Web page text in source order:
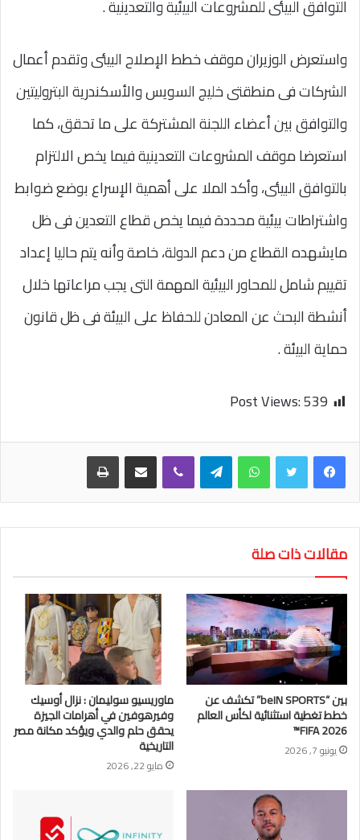
التوافق البيئى للمشروعات البيئية والتعدينية .
واستعرض الوزيران موقف خطط الإصلاح البيئى وتقدم أعمال
الشركات فى منطقتى خليج السويس والأسكندرية البتروليتين
والتوافق بين أعضاء اللجنة المشتركة على ما تحقق، كما
استعرضا موقف المشروعات التعدينية فيما يخص الالتزام
بالتوافق البيئى، وأكد الملا على أهمية الإسراع بوضع ضوابط
واشتراطات بيئية محددة فيما يخص قطاع التعدين فى ظل
مايشهده القطاع من دعم الدولة، خاصة وأنه يتم حاليا إعداد
تقييم شامل للمحاور البيئية المهمة التى يجب مراعاتها خلال
أنشطة البحث عن المعادن للحفاظ على البيئة فى ظل قانون
حماية البيئة .
Post Views:539
واتساب تيلقرام
مقالات ذات صلة
بين “beIN SPORTS” تكشف عن
خطط تغطية استثنائية لكأس العالم
FIFA 2026™
يونيو 7, 2026
ماوريسيو سوليمان : نزال أوسيك
وفيرهوفين في أهرامات الجيزة
يحقق حلم والدي ويؤكد مكانة مصر
التاريخية
مايو 22, 2026